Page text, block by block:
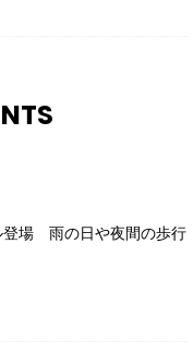
登場 雨の日や夜間の歩行